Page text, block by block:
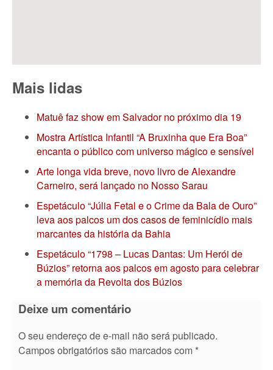
Mais lidas
Matuê faz show em Salvador no próximo dia 19
Mostra Artística Infantil “A Bruxinha que Era Boa”
encanta o público com universo mágico e sensível
Arte longa vida breve, novo livro de Alexandre
Carneiro, será lançado no Nosso Sarau
Espetáculo “Júlia Fetal e o Crime da Bala de Ouro”
leva aos palcos um dos casos de feminicídio mais
marcantes da história da Bahia
Espetáculo “1798 – Lucas Dantas: Um Herói de
Búzios” retorna aos palcos em agosto para celebrar
a memória da Revolta dos Búzios
Deixe um comentário
O seu endereço de e-mail não será publicado.
Campos obrigatórios são marcados com *